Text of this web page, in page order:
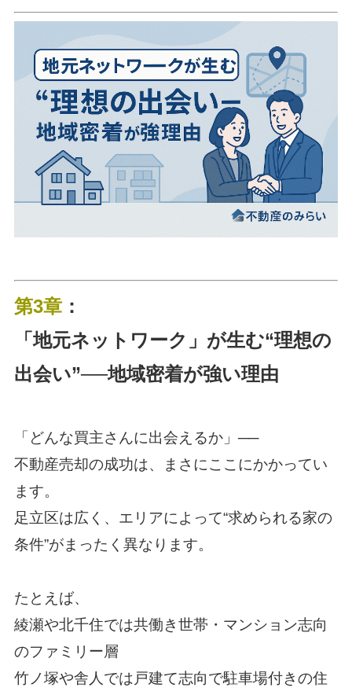
第3章：
「地元ネットワーク」が生む“理想の
出会い”──地域密着が強い理由
「どんな買主さんに出会えるか」──
不動産売却の成功は、まさにここにかかってい
ます。
足立区は広く、エリアによって“求められる家の
条件”がまったく異なります。
たとえば、
綾瀬や北千住では共働き世帯・マンション志向
のファミリー層
竹ノ塚や舎人では戸建て志向で駐車場付きの住